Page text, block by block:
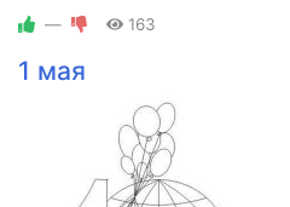
— 163
1 мая